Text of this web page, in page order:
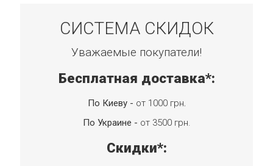
СИСТЕМА СКИДОК
Уважаемые покупатели!
Бесплатная доставка*:
По Киеву - от 1000 грн.
По Украине - от 3500 грн.
Скидки*: